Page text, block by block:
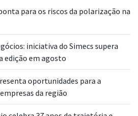
para os riscos da polarização na
iniciativa do Simecs supera
edição em agosto
oportunidades para a
da região